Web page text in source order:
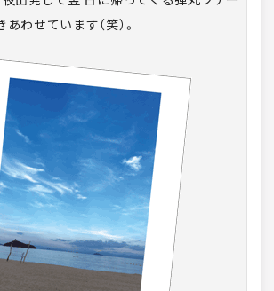
わせています（笑）。